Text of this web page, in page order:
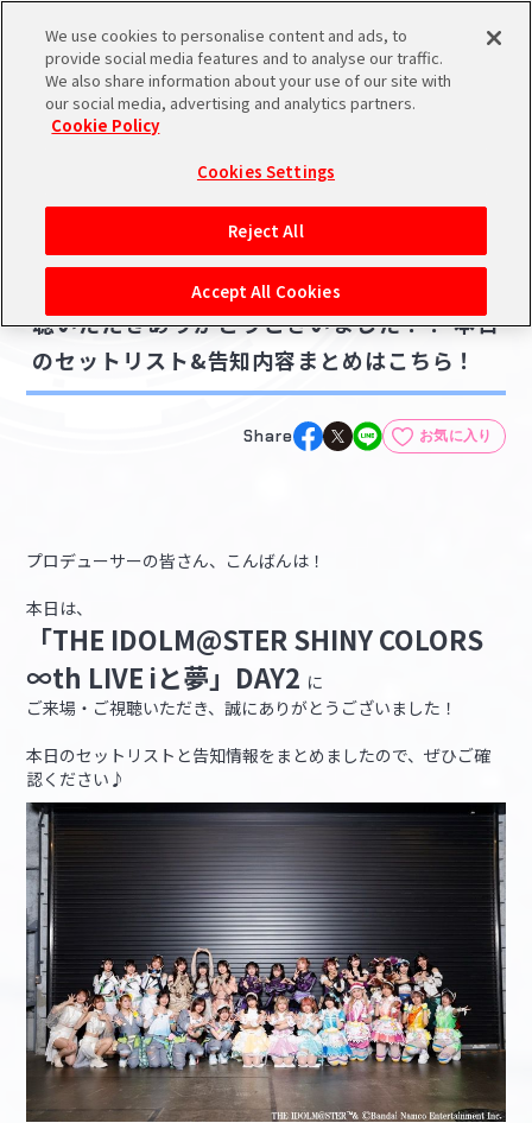
スケジュール 検索
バンダイナムコIDで
アイドルマスター ポータルへの登録について
シリアルコード・
あいことば
活動履歴
閲覧履歴・購入履歴 Pレポ
お気に入り
ニュース
ライブ・イベント グッズ
2026.04.26
【シャニマス∞thLIVE】DAY2ご来場・ご視
聴いただきありがとうございました！！ 本日
のセットリスト&告知内容まとめはこちら！
Share お気に入り
プロデューサーの皆さん、こんばんは！
本日は、
「THE IDOLM@STER SHINY COLORS
∞th LIVE iと夢」DAY2 に
ご来場・ご視聴いただき、誠にありがとうございました！
本日のセットリストと告知情報をまとめましたので、ぜひご確
認ください♪
We use cookies to personalise content and ads, to
provide social media features and to analyse our traffic.
We also share information about your use of our site with
our social media, advertising and analytics partners.
Cookie Policy
Cookies Settings
Reject All
Accept All Cookies